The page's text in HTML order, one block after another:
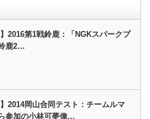
】2016第1戦鈴鹿：「NGKスパークプ
鹿2…
】2014岡山合同テスト：チームルマ
参加の小林可夢偉…